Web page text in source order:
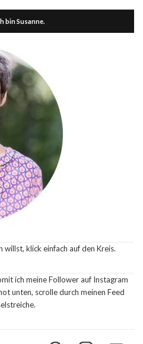
bin Susanne.
klick einfach auf den Kreis.
ich meine Follower auf Instagram
unten, scrolle durch meinen Feed